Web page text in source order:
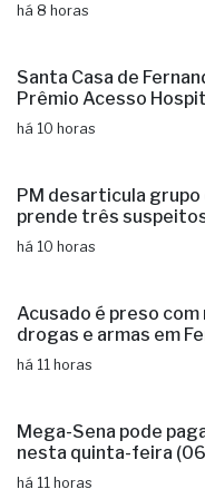
há 8 horas
Santa Casa de
Prêmio Acesso
há 10 horas
PM desarticula grupo
prende três
há 10 horas
Acusado é preso com
drogas e armas em
há 11 horas
Mega-Sena pode
nesta quinta-feira
há 11 horas